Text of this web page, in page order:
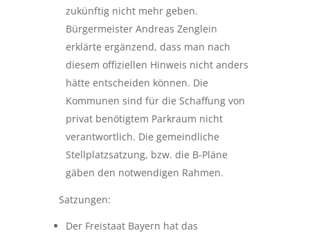
zukünftig nicht mehr geben.
Bürgermeister Andreas Zenglein
erklärte ergänzend, dass man nach
diesem offiziellen Hinweis nicht anders
hätte entscheiden können. Die
Kommunen sind für die Schaffung von
privat benötigtem Parkraum nicht
verantwortlich. Die gemeindliche
Stellplatzsatzung, bzw. die B-Pläne
gäben den notwendigen Rahmen.
Satzungen:
Der Freistaat Bayern hat das